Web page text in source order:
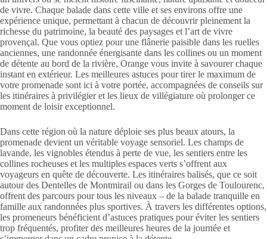
de vivre. Chaque balade dans cette ville et ses environs offre une
expérience unique, permettant à chacun de découvrir pleinement la
richesse du patrimoine, la beauté des paysages et l’art de vivre
provençal. Que vous optiez pour une flânerie paisible dans les ruelles
anciennes, une randonnée énergisante dans les collines ou un moment
de détente au bord de la rivière, Orange vous invite à savourer chaque
instant en extérieur. Les meilleures astuces pour tirer le maximum de
votre promenade sont ici à votre portée, accompagnées de conseils sur
les itinéraires à privilégier et les lieux de villégiature où prolonger ce
moment de loisir exceptionnel.
Dans cette région où la nature déploie ses plus beaux atours, la
promenade devient un véritable voyage sensoriel. Les champs de
lavande, les vignobles étendus à perte de vue, les sentiers entre les
collines rocheuses et les multiples espaces verts s’offrent aux
voyageurs en quête de découverte. Les itinéraires balisés, que ce soit
autour des Dentelles de Montmirail ou dans les Gorges de Toulourenc,
offrent des parcours pour tous les niveaux – de la balade tranquille en
famille aux randonnées plus sportives. À travers les différentes options,
les promeneurs bénéficient d’astuces pratiques pour éviter les sentiers
trop fréquentés, profiter des meilleures heures de la journée et